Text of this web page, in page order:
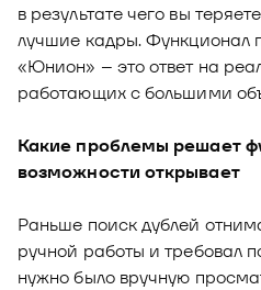
в результате чего вы
лучшие кадры. Функционал
«Юнион» – это ответ на
работающих с большими
Какие проблемы решает
возможности открывает
Раньше поиск дублей
ручной работы и требовал
нужно было вручную